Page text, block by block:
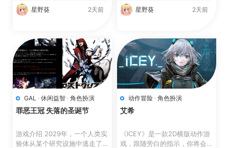
星野葵 2天前 星野葵 2天前
GAL · 休闲益智 · 角色扮演
罪恶王冠 失落的圣诞节
游戏介绍 2029年，一个人类实
验体从某个研究设施中逃走了。
动作冒险 · 角色扮演
艾希
《ICEY》是一款2D横版动作游
戏，跟随旁白的指示，你将会通